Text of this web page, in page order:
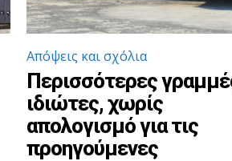
Απόψεις και σχόλια
Περισσότερες
ιδιώτες, χωρίς
απολογισμό για τις
προηγούμενες